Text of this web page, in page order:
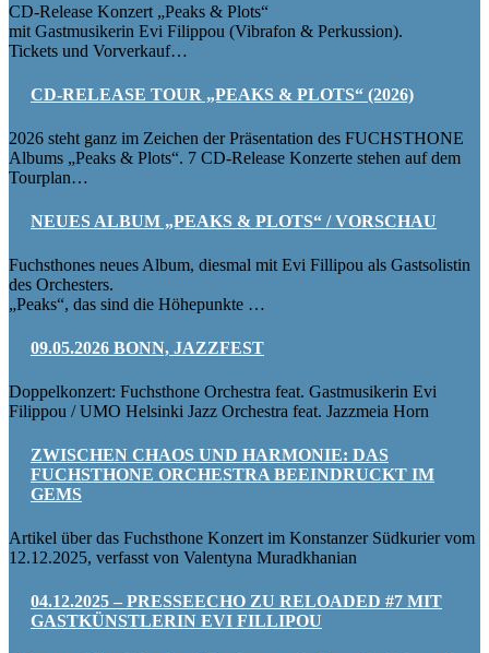
CD-Release Konzert „Peaks & Plots“
mit Gastmusikerin Evi Filippou (Vibrafon & Perkussion).
Tickets und Vorverkauf…
CD-RELEASE TOUR „PEAKS & PLOTS“ (2026)
2026 steht ganz im Zeichen der Präsentation des FUCHSTHONE
Albums „Peaks & Plots“. 7 CD-Release Konzerte stehen auf dem
Tourplan…
NEUES ALBUM „PEAKS & PLOTS“ / VORSCHAU
Fuchsthones neues Album, diesmal mit Evi Fillipou als Gastsolistin
des Orchesters.
„Peaks“, das sind die Höhepunkte …
09.05.2026 BONN, JAZZFEST
Doppelkonzert: Fuchsthone Orchestra feat. Gastmusikerin Evi
Filippou / UMO Helsinki Jazz Orchestra feat. Jazzmeia Horn
ZWISCHEN CHAOS UND HARMONIE: DAS
FUCHSTHONE ORCHESTRA BEEINDRUCKT IM
GEMS
Artikel über das Fuchsthone Konzert im Konstanzer Südkurier vom
12.12.2025, verfasst von Valentyna Muradkhanian
04.12.2025 – PRESSEECHO ZU RELOADED #7 MIT
GASTKÜNSTLERIN EVI FILLIPOU